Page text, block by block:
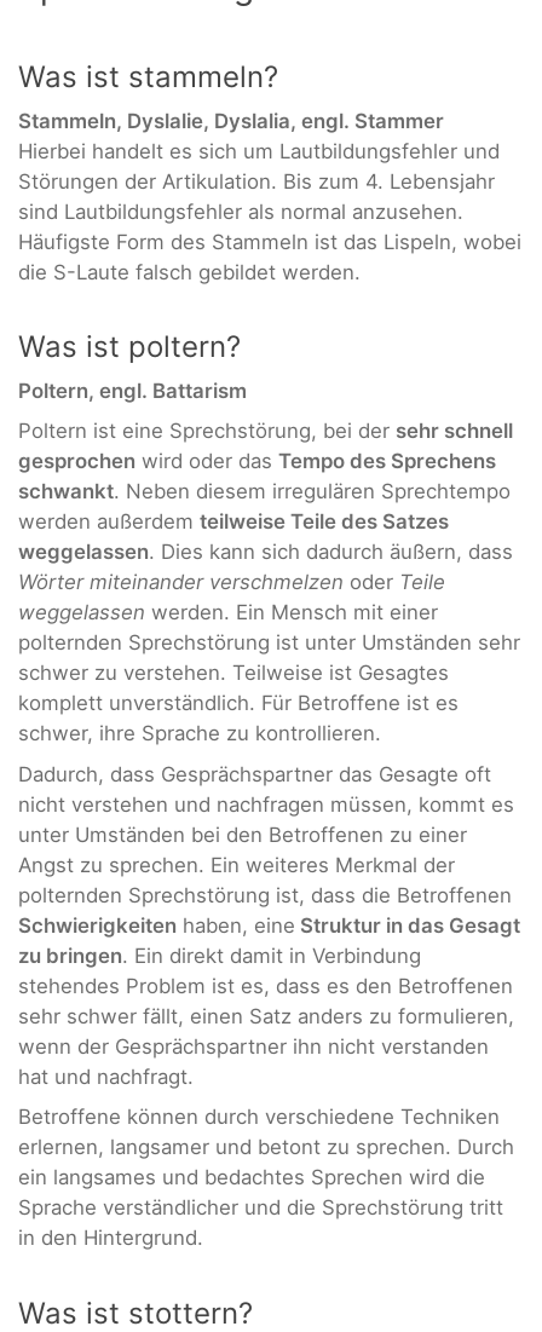
Was ist stammeln?
Stammeln, Dyslalie, Dyslalia, engl. Stammer
Hierbei handelt es sich um Lautbildungsfehler und
Störungen der Artikulation. Bis zum 4. Lebensjahr
sind Lautbildungsfehler als normal anzusehen.
Häufigste Form des Stammeln ist das Lispeln, wobei
die S-Laute falsch gebildet werden.
Was ist poltern?
Poltern, engl. Battarism
Poltern ist eine Sprechstörung, bei der sehr schnell
gesprochen wird oder das Tempo des Sprechens
schwankt. Neben diesem irregulären Sprechtempo
werden außerdem teilweise Teile des Satzes
weggelassen. Dies kann sich dadurch äußern, dass
Wörter miteinander verschmelzen oder Teile
weggelassen werden. Ein Mensch mit einer
polternden Sprechstörung ist unter Umständen sehr
schwer zu verstehen. Teilweise ist Gesagtes
komplett unverständlich. Für Betroffene ist es
schwer, ihre Sprache zu kontrollieren.
Dadurch, dass Gesprächspartner das Gesagte oft
nicht verstehen und nachfragen müssen, kommt es
unter Umständen bei den Betroffenen zu einer
Angst zu sprechen. Ein weiteres Merkmal der
polternden Sprechstörung ist, dass die Betroffenen
Schwierigkeiten haben, eine Struktur in das Gesagt
zu bringen. Ein direkt damit in Verbindung
stehendes Problem ist es, dass es den Betroffenen
sehr schwer fällt, einen Satz anders zu formulieren,
wenn der Gesprächspartner ihn nicht verstanden
hat und nachfragt.
Betroffene können durch verschiedene Techniken
erlernen, langsamer und betont zu sprechen. Durch
ein langsames und bedachtes Sprechen wird die
Sprache verständlicher und die Sprechstörung tritt
in den Hintergrund.
Was ist stottern?